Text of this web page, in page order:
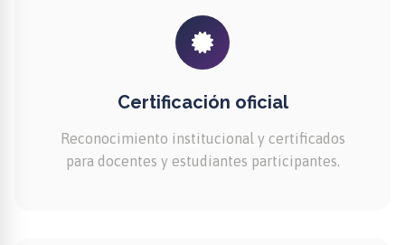
Certificación oficial
Reconocimiento institucional y certificados
para docentes y estudiantes participantes.